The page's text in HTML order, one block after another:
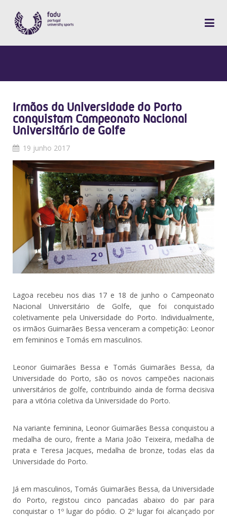
Irmãos da Universidade do Porto
conquistam Campeonato Nacional
Universitário de Golfe
19 junho 2017
Lagoa recebeu nos dias 17 e 18 de junho o Campeonato
Nacional Universitário de Golfe, que foi conquistado
coletivamente pela Universidade do Porto. Individualmente,
os irmãos Guimarães Bessa venceram a competição: Leonor
em femininos e Tomás em masculinos.
Leonor Guimarães Bessa e Tomás Guimarães Bessa, da
Universidade do Porto, são os novos campeões nacionais
universitários de golfe, contribuindo ainda de forma decisiva
para a vitória coletiva da Universidade do Porto.
Na variante feminina, Leonor Guimarães Bessa conquistou a
medalha de ouro, frente a Maria João Teixeira, medalha de
prata e Teresa Jacques, medalha de bronze, todas elas da
Universidade do Porto.
Já em masculinos, Tomás Guimarães Bessa, da Universidade
do Porto, registou cinco pancadas abaixo do par para
conquistar o 1º lugar do pódio. O 2º lugar foi alcançado por